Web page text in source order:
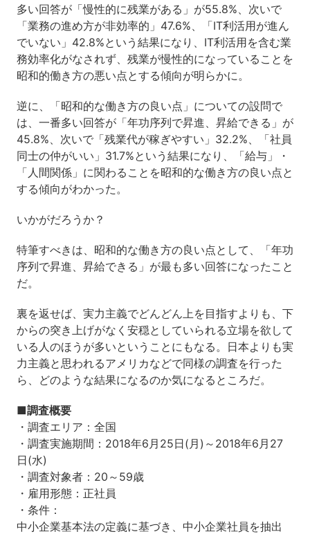
多い回答が「慢性的に残業がある」が55.8%、次いで
「業務の進め方が非効率的」47.6%、「IT利活用が進ん
でいない」42.8%という結果になり、IT利活用を含む業
務効率化がなされず、残業が慢性的になっていることを
昭和的働き方の悪い点とする傾向が明らかに。
逆に、「昭和的な働き方の良い点」についての設問で
は、一番多い回答が「年功序列で昇進、昇給できる」が
45.8%、次いで「残業代が稼ぎやすい」32.2%、「社員
同士の仲がいい」31.7%という結果になり、「給与」・
「人間関係」に関わることを昭和的な働き方の良い点と
する傾向がわかった。
いかがだろうか？
特筆すべきは、昭和的な働き方の良い点として、「年功
序列で昇進、昇給できる」が最も多い回答になったこと
だ。
裏を返せば、実力主義でどんどん上を目指すよりも、下
からの突き上げがなく安穏としていられる立場を欲して
いる人のほうが多いということにもなる。日本よりも実
力主義と思われるアメリカなどで同様の調査を行った
ら、どのような結果になるのか気になるところだ。
■調査概要
・調査エリア：全国
・調査実施期間：2018年6月25日(月)～2018年6月27
日(水)
・調査対象者：20～59歳
・雇用形態：正社員
・条件：
中小企業基本法の定義に基づき、中小企業社員を抽出